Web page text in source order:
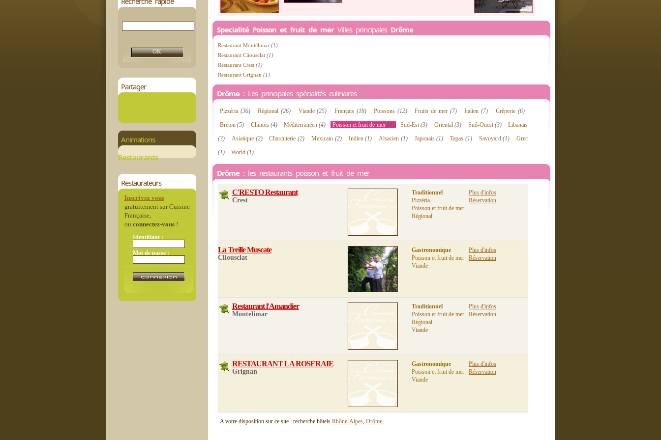
Partager
Animations
Restaurants
Restaurateurs
Inscrivez vous
gratuitement sur Cuisine
Française,
ou connectez-vous!
Identifiant :
Mot de passe :
Specialité Poisson et fruit de merVilles principales Drôme
Restaurant Montélimar (1)
Restaurant Cliousclat (1)
Restaurant Crest (1)
Restaurant Grignan (1)
Drôme : Les principales spécialités culinaires
Pizzéria (36) Régional(26) Viande(25) Français (18) Poissons (12) Fruits de mer(7) Italien(7) Crêperie (6)
Breton(5) Chinois (4) Méditerranéen(4) Poisson et fruit de mer (4) Sud-Est(3) Oriental (3) Sud-Ouest(3)
Libanais
(3)
Asiatique (2) Charcuterie(2) Mexicain (2) Indien(1) Alsacien (1) Japonais(1) Tapas (1) Savoyard(1)
Grec
(1)
World(1)
Drôme : les restaurants poisson et fruit de mer
C'RESTO Restaurant
Crest
Traditionnel
Pizzéria
Poisson et fruit de mer
Régional
Plus d'infos
Réservation
La Treille Muscate
Cliousclat
Gastronomique
Poisson et fruit de mer
Viande
Plus d'infos
Réservation
Restaurant l'Amandier
Montelimar
Traditionnel
Poisson et fruit de mer
Régional
Viande
Plus d'infos
Réservation
RESTAURANT LA ROSERAIE
Grignan
Gastronomique
Poisson et fruit de mer
Viande
Plus d'infos
Réservation
A votre disposition sur ce site : recherche hôtels Rhône-Alpes, Drôme